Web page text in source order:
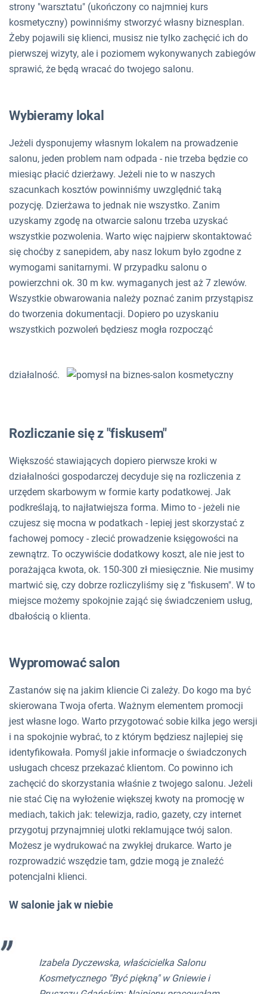
strony "warsztatu" (ukończony co najmniej kurs
kosmetyczny) powinniśmy stworzyć własny biznesplan.
Żeby pojawili się klienci, musisz nie tylko zachęcić ich do
pierwszej wizyty, ale i poziomem wykonywanych zabiegów
sprawić, że będą wracać do twojego salonu.
Wybieramy lokal
Jeżeli dysponujemy własnym lokalem na prowadzenie
salonu, jeden problem nam odpada - nie trzeba będzie co
miesiąc płacić dzierżawy. Jeżeli nie to w naszych
szacunkach kosztów powinniśmy uwzględnić taką
pozycję. Dzierżawa to jednak nie wszystko. Zanim
uzyskamy zgodę na otwarcie salonu trzeba uzyskać
wszystkie pozwolenia. Warto więc najpierw skontaktować
się choćby z sanepidem, aby nasz lokum było zgodne z
wymogami sanitarnymi. W przypadku salonu o
powierzchni ok. 30 m kw. wymaganych jest aż 7 zlewów.
Wszystkie obwarowania należy poznać zanim przystąpisz
do tworzenia dokumentacji. Dopiero po uzyskaniu
wszystkich pozwoleń będziesz mogła rozpocząć
działalność.
Rozliczanie się z "fiskusem"
Większość stawiających dopiero pierwsze kroki w
działalności gospodarczej decyduje się na rozliczenia z
urzędem skarbowym w formie karty podatkowej. Jak
podkreślają, to najłatwiejsza forma. Mimo to - jeżeli nie
czujesz się mocna w podatkach - lepiej jest skorzystać z
fachowej pomocy - zlecić prowadzenie księgowości na
zewnątrz. To oczywiście dodatkowy koszt, ale nie jest to
porażająca kwota, ok. 150-300 zł miesięcznie. Nie musimy
martwić się, czy dobrze rozliczyliśmy się z "fiskusem". W to
miejsce możemy spokojnie zająć się świadczeniem usług,
dbałością o klienta.
Wypromować salon
Zastanów się na jakim kliencie Ci zależy. Do kogo ma być
skierowana Twoja oferta. Ważnym elementem promocji
jest własne logo. Warto przygotować sobie kilka jego wersji
i na spokojnie wybrać, to z którym będziesz najlepiej się
identyfikowała. Pomyśl jakie informacje o świadczonych
usługach chcesz przekazać klientom. Co powinno ich
zachęcić do skorzystania właśnie z twojego salonu. Jeżeli
nie stać Cię na wyłożenie większej kwoty na promocję w
mediach, takich jak: telewizja, radio, gazety, czy internet
przygotuj przynajmniej ulotki reklamujące twój salon.
Możesz je wydrukować na zwykłej drukarce. Warto je
rozprowadzić wszędzie tam, gdzie mogą je znaleźć
potencjalni klienci.
W salonie jak w niebie
Izabela Dyczewska, właścicielka Salonu
Kosmetycznego "Być piękną" w Gniewie i